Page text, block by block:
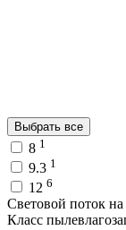
Выбрать все
8 1
9.3 1
12 6
Световой поток
Класс